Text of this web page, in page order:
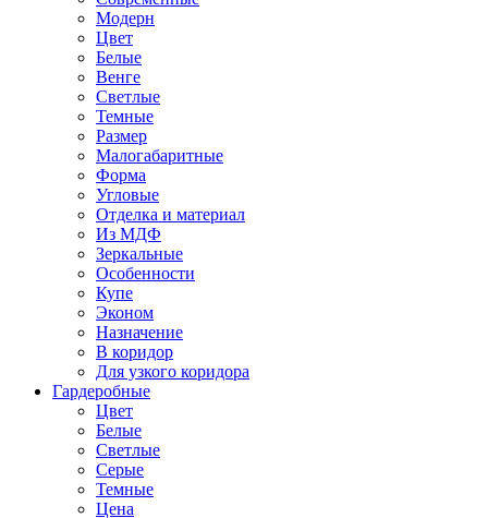
Модерн
Цвет
Белые
Венге
Светлые
Темные
Размер
Малогабаритные
Форма
Угловые
Отделка и материал
Из МДФ
Зеркальные
Особенности
Купе
Эконом
Назначение
В коридор
Для узкого коридора
Гардеробные
Цвет
Белые
Светлые
Серые
Темные
Цена